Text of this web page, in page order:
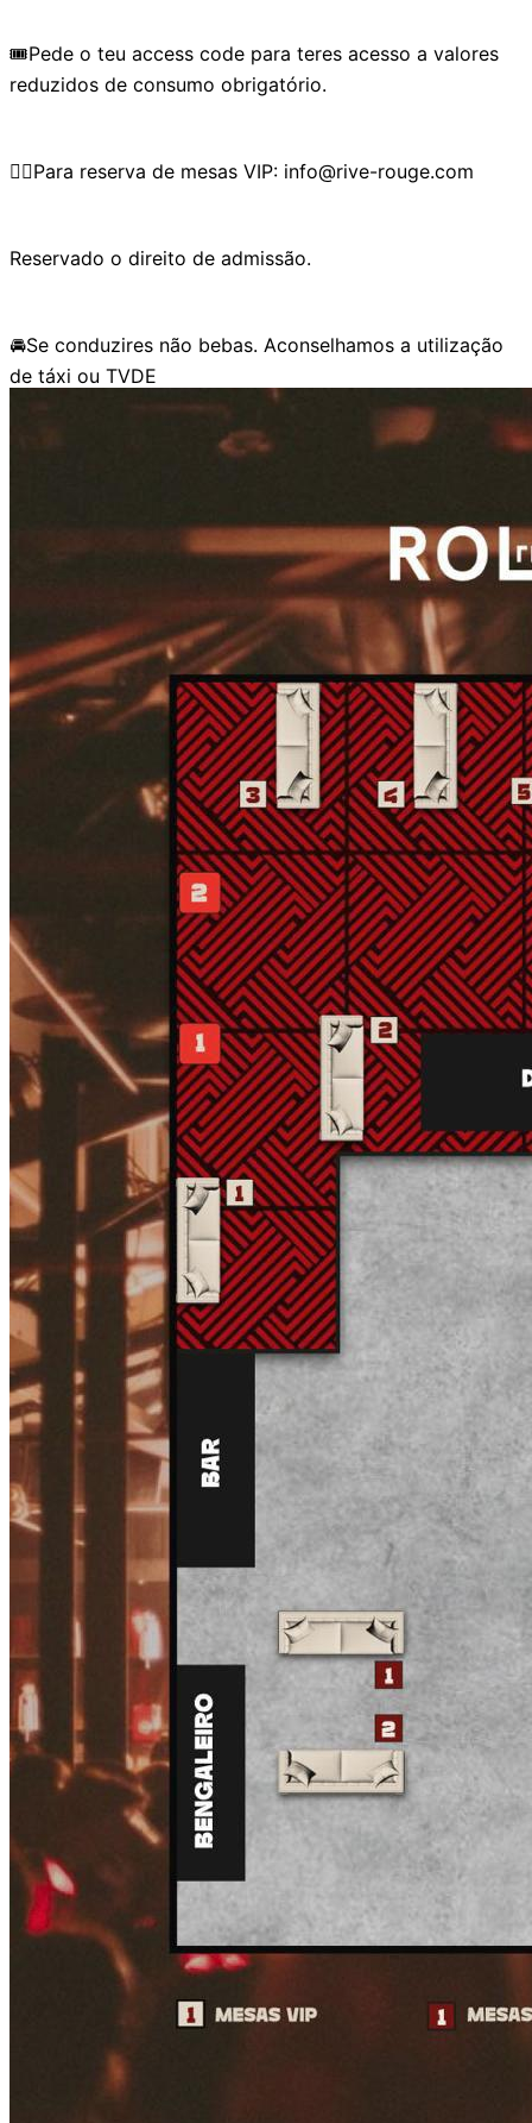
🎟️Pede o teu access code para teres acesso a valores
reduzidos de consumo obrigatório.
👉🏼Para reserva de mesas VIP: info@rive-rouge.com
Reservado o direito de admissão.
🚘Se conduzires não bebas. Aconselhamos a utilização
de táxi ou TVDE